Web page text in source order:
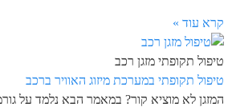
קרא עוד »
טיפול תקופתי מזגן רכב
טיפול תקופתי במערכת מיזוג האוויר ברכב
המזגן לא מוציא קור? במאמר הבא נלמד על